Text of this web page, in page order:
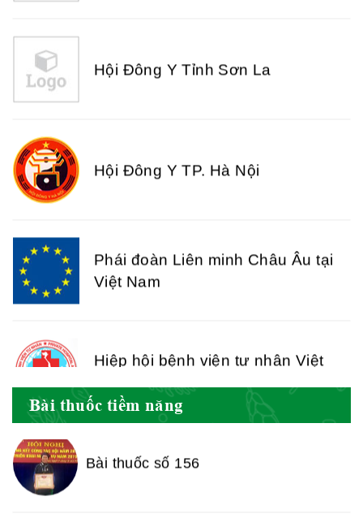
Hiệp hội bệnh viện tư nhân Việt
Cục quản lý y dược cổ truyền -
BYT
Bài thuốc tiềm năng
Bài thuốc số 152
Bài thuốc số 151
Bài thuốc số 157